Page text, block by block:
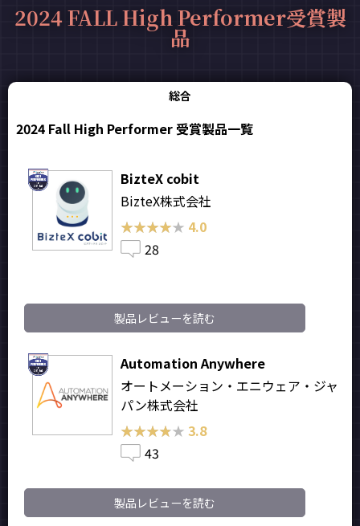
2024 FALL High Performer受賞製
品
総合
2024 Fall High Performer 受賞製品一覧
BizteX cobit
BizteX株式会社
★★★★★
★★★★★ 4.0
28
製品レビューを読む
Automation Anywhere
オートメーション・エニウェア・ジャ
パン株式会社
★★★★★
★★★★★ 3.8
43
製品レビューを読む